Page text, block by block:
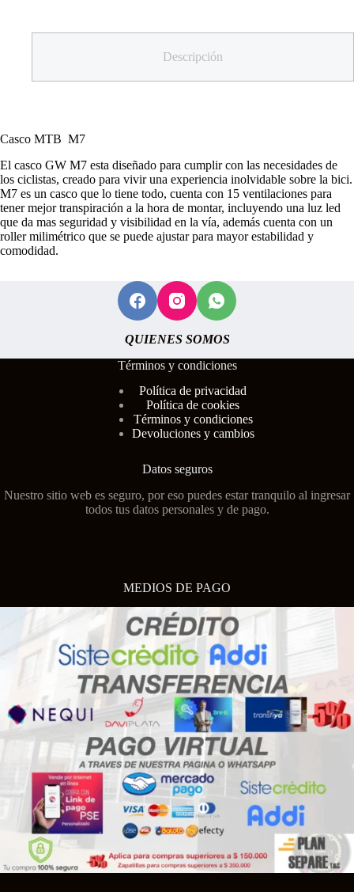
Descripción
Casco MTB M7
El casco GW M7 esta diseñado para cumplir con las necesidades de
los ciclistas, creado para vivir una experiencia inolvidable sobre la bici.
M7 es un casco que lo tiene todo, cuenta con 15 ventilaciones para
tener mejor transpiración a la hora de montar, incluyendo una luz led
que da mas seguridad y visibilidad en la vía, además cuenta con un
roller milimétrico que se puede ajustar para mayor estabilidad y
comodidad.
QUIENES SOMOS
Términos y condiciones
Política de privacidad
Política de cookies
Términos y condiciones
Devoluciones y cambios
Datos seguros
Nuestro sitio web es seguro, por eso puedes estar tranquilo al ingresar
todos tus datos personales y de pago.
MEDIOS DE PAGO